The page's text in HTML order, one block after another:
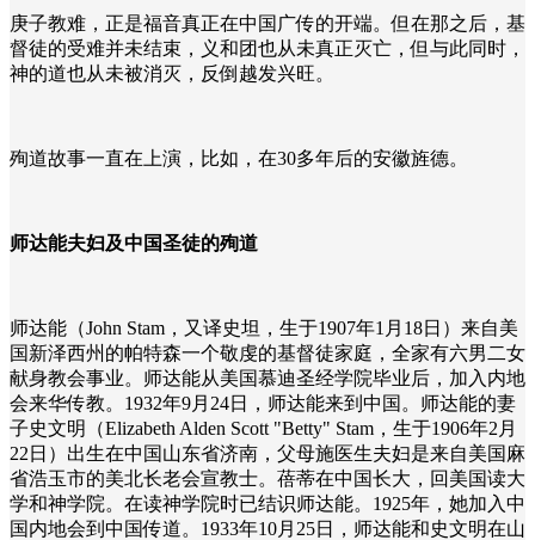
庚子教难，正是福音真正在中国广传的开端。但在那之后，基
督徒的受难并未结束，义和团也从未真正灭亡，但与此同时，
神的道也从未被消灭，反倒越发兴旺。
殉道故事一直在上演，比如，在30多年后的安徽旌德。
师达能夫妇及中国圣徒的殉道
师达能（John Stam，又译史坦，生于1907年1月18日）来自美
国新泽西州的帕特森一个敬虔的基督徒家庭，全家有六男二女
献身教会事业。师达能从美国慕迪圣经学院毕业后，加入内地
会来华传教。1932年9月24日，师达能来到中国。师达能的妻
子史文明（Elizabeth Alden Scott "Betty" Stam，生于1906年2月
22日）出生在中国山东省济南，父母施医生夫妇是来自美国麻
省浩玉市的美北长老会宣教士。蓓蒂在中国长大，回美国读大
学和神学院。在读神学院时已结识师达能。1925年，她加入中
国内地会到中国传道。1933年10月25日，师达能和史文明在山